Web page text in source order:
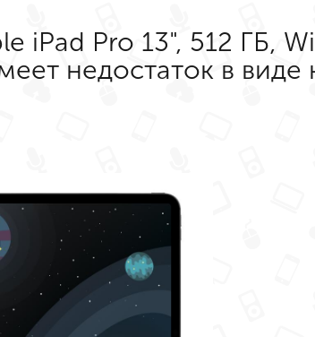
iPad Pro 13", 512 ГБ,
недостаток в